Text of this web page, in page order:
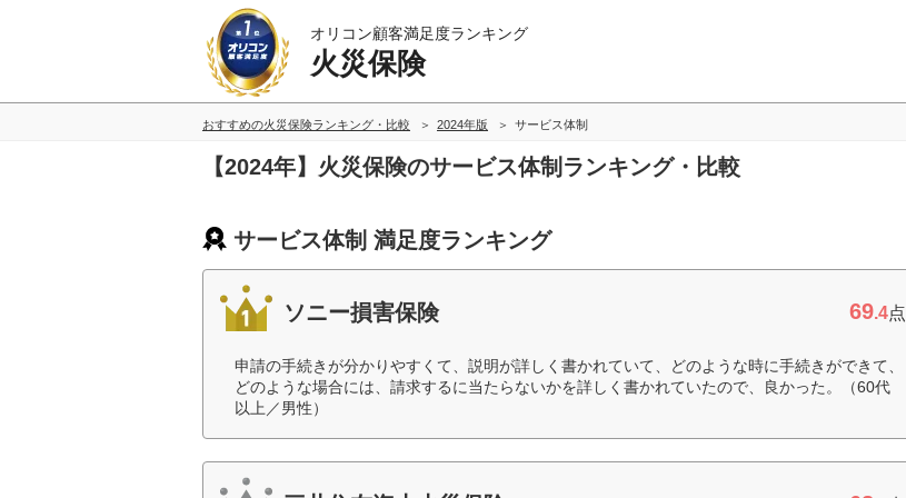
オリコン顧客満足度ランキング
火災保険
おすすめの火災保険ランキング・比較 2024年版 サービス体制
【2024年】火災保険のサービス体制ランキング・比較
サービス体制 満足度ランキング
ソニー損害保険 69.4点
申請の手続きが分かりやすくて、説明が詳しく書かれていて、どのような時に手続きができて、
どのような場合には、請求するに当たらないかを詳しく書かれていたので、良かった。（60代
以上／男性）